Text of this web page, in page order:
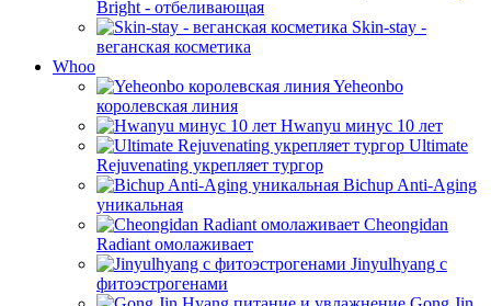
Bright - отбеливающая
Skin-stay -
веганская косметика
Whoo
Yeheonbo
королевская линия
Hwanyu минус 10 лет
Ultimate
Rejuvenating укрепляет тургор
Bichup Anti-Aging
уникальная
Cheongidan
Radiant омолаживает
Jinyulhyang с
фитоэстрогенами